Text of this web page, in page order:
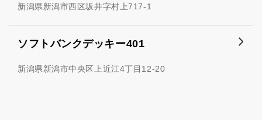
新潟県新潟市西区坂井字村上717-1
ソフトバンクデッキー401
新潟県新潟市中央区上近江4丁目12-20